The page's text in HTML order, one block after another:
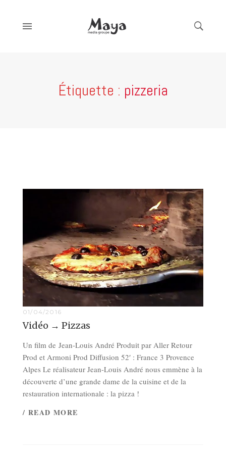
Étiquette : pizzeria
01/04/2016
Vidéo → Pizzas
Un film de Jean-Louis André Produit par Aller Retour
Prod et Armoni Prod Diffusion 52′ : France 3 Provence
Alpes Le réalisateur Jean-Louis André nous emmène à la
découverte d’une grande dame de la cuisine et de la
restauration internationale : la pizza !
/ READ MORE